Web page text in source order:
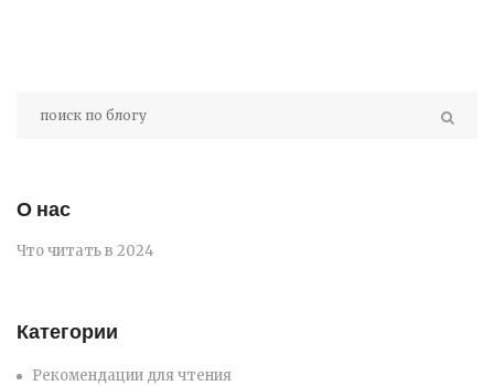
О нас
Что читать в 2024
Категории
Рекомендации для чтения